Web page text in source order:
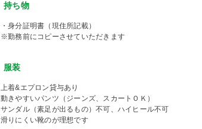
持ち物
・身分証明書（現住所記載）
※勤務前にコピーさせていただきます
服装
上着&エプロン貸与あり
動きやすいパンツ（ジーンズ、スカートＯＫ）
サンダル（素足が出るもの）不可、ハイヒール不可
滑りにくい靴のが理想です